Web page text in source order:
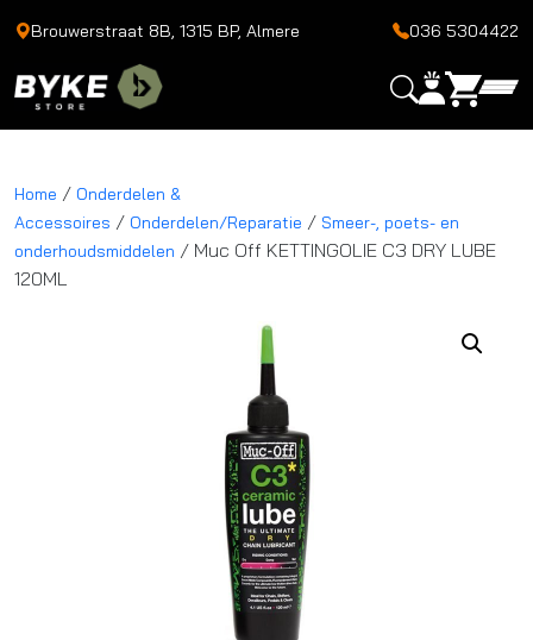
Brouwerstraat 8B, 1315 BP, Almere 036 5304422
Home / Onderdelen &
Accessoires / Onderdelen/Reparatie / Smeer-, poets- en
onderhoudsmiddelen / Muc Off KETTINGOLIE C3 DRY LUBE
120ML